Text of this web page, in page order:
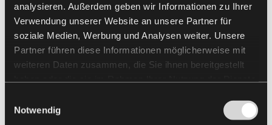
analysieren. Außerdem geben wir Informationen zu Ihrer
Verwendung unserer Website an unsere Partner für
soziale Medien, Werbung und Analysen weiter. Unsere
Partner führen diese Informationen möglicherweise mit
weiteren Daten zusammen, die Sie ihnen bereitgestellt
Notwendig